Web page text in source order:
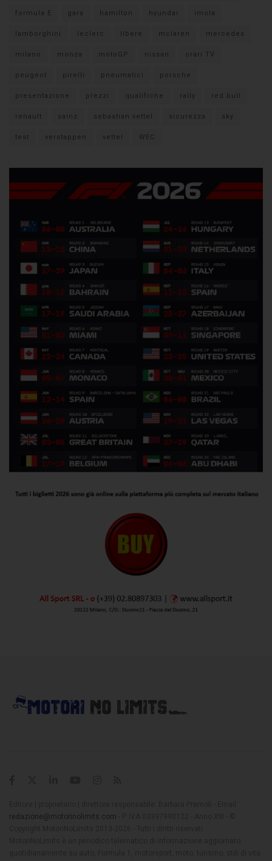
formula E gara hamilton hyundai imola
lamborghini leclerc libere mclaren mercedes
milano monza motoGP nissan orari TV
peugeot pirelli pneumatici porsche
presentazione prezzi qualifiche rally red bull
renault sainz sebastian vettel sicurezza sky
test verstappen vettel WEC
redazione@motorinolimits.com